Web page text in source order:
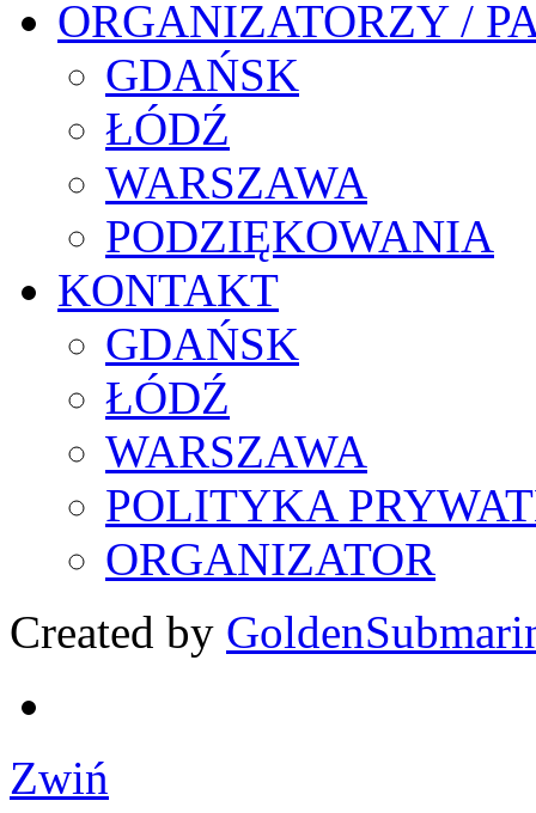
ORGANIZATORZY /
GDAŃSK
ŁÓDŹ
WARSZAWA
PODZIĘKOWANIA
KONTAKT
GDAŃSK
ŁÓDŹ
WARSZAWA
POLITYKA
ORGANIZATOR
Created by
Zwiń